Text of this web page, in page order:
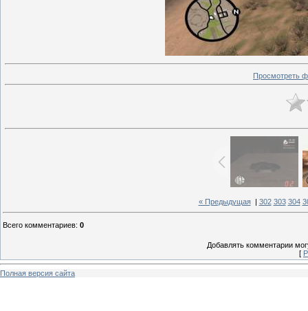
Просмотреть
« Предыдущая| 302 303 304
Всего комментариев: 0
Добавлять комментарии
[
Полная версия сайта